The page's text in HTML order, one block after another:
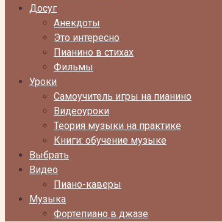
Досуг
Анекдоты
Это интересно
Пианино в стихах
Фильмы
Уроки
Самоучитель игры на пианино
Видеоуроки
Теория музыки на практике
Книги: обучение музыке
Выбрать
Видео
Пиано-каверы
Музыка
Фортепиано в джазе